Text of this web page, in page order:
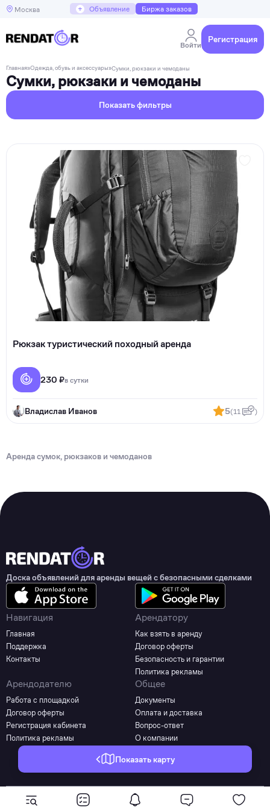
Москва + Объявление Биржа заказов
Войти
Регистрация
Главная»Одежда, обувь и аксессуары»Сумки, рюкзаки и чемоданы
Сумки, рюкзаки и чемоданы
Показать карту
Показать фильтры
Рюкзак туристический походный аренда
230 ₽в сутки
Владислав Иванов 5(11 )
Аренда сумок, рюкзаков и чемоданов
Доска объявлений для аренды вещей с безопасными сделками
Навигация
Главная
Поддержка
Контакты
Арендатору
Как взять в аренду
Договор оферты
Безопасность и гарантии
Политика рекламы
Арендодателю
Работа с площадкой
Договор оферты
Регистрация кабинета
Политика рекламы
Общее
Документы
Оплата и доставка
Вопрос-ответ
О компании